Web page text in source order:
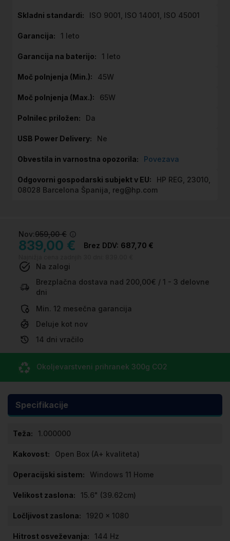
ISO 9001, ISO 14001, ISO 45001
1 leto
1 leto
45W
65W
Da
Ne
Povezava
HP REG, 23010,
08028 Barcelona Španija, reg@hp.com
Nov:959,00 €
839,00 € 687,70 €
Na zalogi
Brezplačna dostava nad 200,00€ / 1 - 3 delovne
dni
Min. 12 mesečna garancija
Deluje kot nov
14 dni vračilo
Okoljevarstveni prihranek 300g CO2
Specifikacije
1.000000
Open Box (A+ kvaliteta)
Windows 11 Home
15.6" (39.62cm)
1920 x 1080
144 Hz